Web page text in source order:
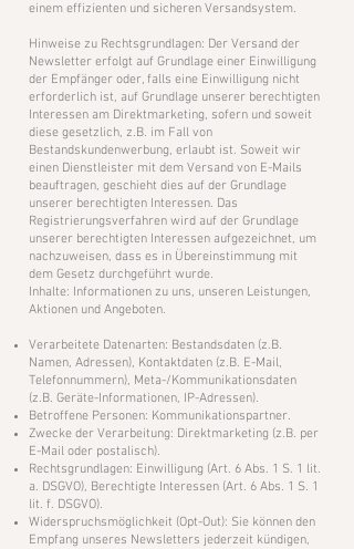
einem effizienten und sicheren Versandsystem.
Hinweise zu Rechtsgrundlagen: Der Versand der
Newsletter erfolgt auf Grundlage einer Einwilligung
der Empfänger oder, falls eine Einwilligung nicht
erforderlich ist, auf Grundlage unserer berechtigten
Interessen am Direktmarketing, sofern und soweit
diese gesetzlich, z.B. im Fall von
Bestandskundenwerbung, erlaubt ist. Soweit wir
einen Dienstleister mit dem Versand von E-Mails
beauftragen, geschieht dies auf der Grundlage
unserer berechtigten Interessen. Das
Registrierungsverfahren wird auf der Grundlage
unserer berechtigten Interessen aufgezeichnet, um
nachzuweisen, dass es in Übereinstimmung mit
dem Gesetz durchgeführt wurde.
Inhalte: Informationen zu uns, unseren Leistungen,
Aktionen und Angeboten.
Verarbeitete Datenarten: Bestandsdaten (z.B.
Namen, Adressen), Kontaktdaten (z.B. E-Mail,
Telefonnummern), Meta-/Kommunikationsdaten
(z.B. Geräte-Informationen, IP-Adressen).
Betroffene Personen: Kommunikationspartner.
Zwecke der Verarbeitung: Direktmarketing (z.B. per
E-Mail oder postalisch).
Rechtsgrundlagen: Einwilligung (Art. 6 Abs. 1 S. 1 lit.
a. DSGVO), Berechtigte Interessen (Art. 6 Abs. 1 S. 1
lit. f. DSGVO).
Widerspruchsmöglichkeit (Opt-Out): Sie können den
Empfang unseres Newsletters jederzeit kündigen,